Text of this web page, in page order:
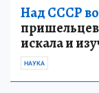
Над СССР
искала и
НАУКА